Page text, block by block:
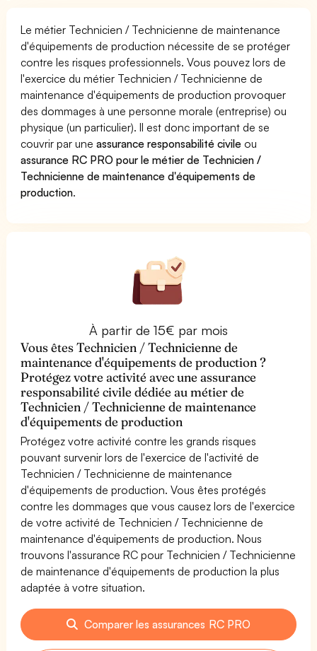
Le métier Technicien / Technicienne de maintenance
d'équipements de production nécessite de se protéger
contre les risques professionnels. Vous pouvez lors de
l'exercice du métier Technicien / Technicienne de
maintenance d'équipements de production provoquer
des dommages à une personne morale (entreprise) ou
physique (un particulier). Il est donc important de se
couvrir par uneassurance responsabilité civile ou
assurance RC PRO pour le métier de Technicien /
Technicienne de maintenance d'équipements de
production.
À partir de 15€ par mois
Vous êtes Technicien / Technicienne de
maintenance d'équipements de production ?
Protégez votre activité avec une assurance
responsabilité civile dédiée au métier de
Technicien / Technicienne de maintenance
d'équipements de production
Protégez votre activité contre les grands risques
pouvant survenir lors de l'exercice de l'activité de
Technicien / Technicienne de maintenance
d'équipements de production. Vous êtes protégés
contre les dommages que vous causez lors de l'exercice
de votre activité de Technicien / Technicienne de
maintenance d'équipements de production. Nous
trouvons l'assurance RC pour Technicien / Technicienne
de maintenance d'équipements de production la plus
adaptée à votre situation.
Comparer les assurances RC PRO